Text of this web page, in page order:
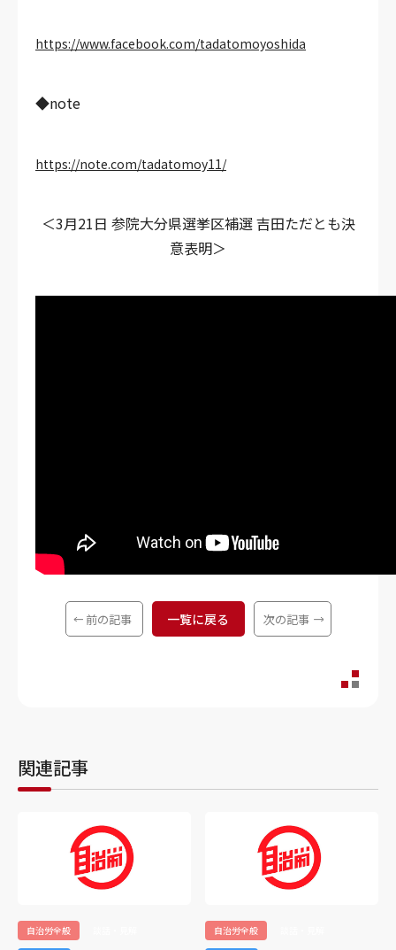
https://www.facebook.com/tadatomoyoshida
◆note
https://note.com/tadatomoy11/
＜3月21日 参院大分県選挙区補選 吉田ただとも決
意表明＞
前の記事 一覧に戻る 次の記事
関連記事
自治労全般 自治労全般